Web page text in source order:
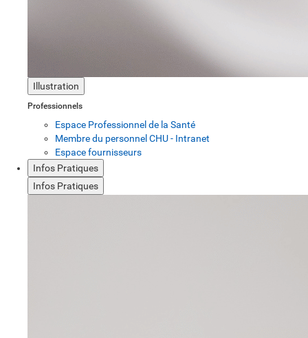
Illustration
Professionnels
Espace Professionnel de la Santé
Membre du personnel CHU - Intranet
Espace fournisseurs
Infos Pratiques
Infos Pratiques